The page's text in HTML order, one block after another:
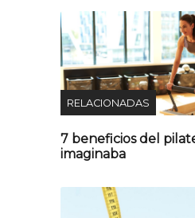
RELACIONADAS
7 beneficios del
imaginaba